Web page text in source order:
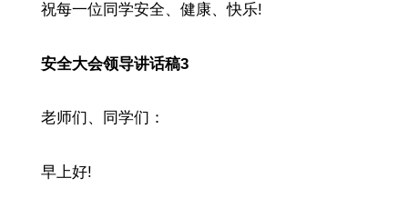
祝每一位同学安全、健康、快乐!
安全大会领导讲话稿3
老师们、同学们：
早上好!